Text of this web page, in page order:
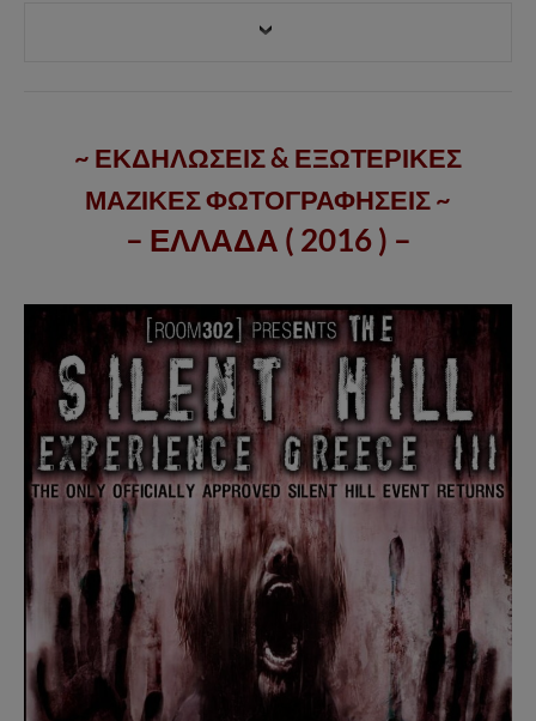
~ ΕΚΔΗΛΩΣΕΙΣ & ΕΞΩΤΕΡΙΚΕΣ
ΜΑΖΙΚΕΣ ΦΩΤΟΓΡΑΦΗΣΕΙΣ ~
– ΕΛΛΑΔΑ ( 2016 ) –